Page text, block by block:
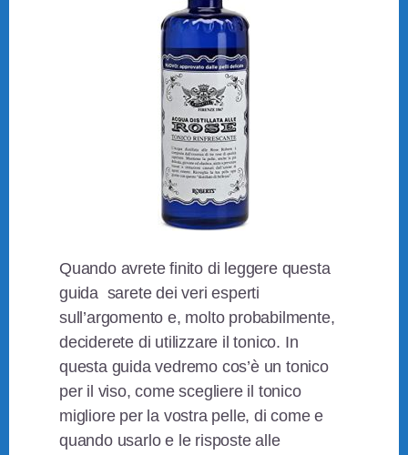
Quando avrete finito di leggere questa
guida sarete dei veri esperti
sull’argomento e, molto probabilmente,
deciderete di utilizzare il tonico. In
questa guida vedremo cos’è un tonico
per il viso, come scegliere il tonico
migliore per la vostra pelle, di come e
quando usarlo e le risposte alle